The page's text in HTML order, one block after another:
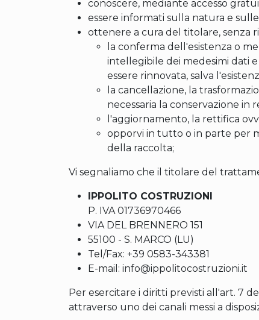
conoscere, mediante accesso
essere informati sulla natura e
ottenere a cura del titolare, senza
la conferma dell'esistenza o
intellegibile dei medesimi dati
essere rinnovata, salva
la cancellazione, la
necessaria la conservazione in
l'aggiornamento, la rettifica
opporvi in tutto o in parte per
della raccolta;
Vi segnaliamo che il titolare del
IPPOLITO COSTRUZIONI
P. IVA01736970466
VIA DEL BRENNERO 151
55100 - S. MARCO (LU)
Tel/Fax: +39 0583-343381
E-mail: info@ippolitocostruzioni.it
Per esercitare i diritti previsti all'art. 7
attraverso uno dei canali messi a